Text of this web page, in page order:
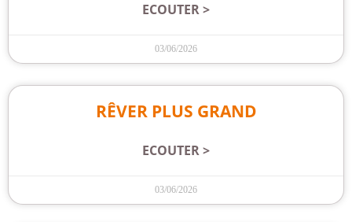
ECOUTER >
03/06/2026
RÊVER PLUS GRAND
ECOUTER >
03/06/2026